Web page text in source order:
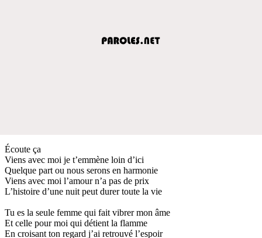
Écoute ça
Viens avec moi je t’emmène loin d’ici
Quelque part ou nous serons en harmonie
Viens avec moi l’amour n’a pas de prix
L’histoire d’une nuit peut durer toute la vie
Tu es la seule femme qui fait vibrer mon âme
Et celle pour moi qui détient la flamme
En croisant ton regard j’ai retrouvé l’espoir